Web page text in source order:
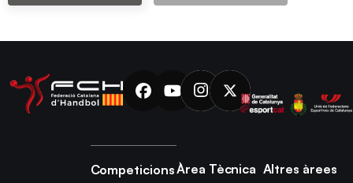
CompeticionsÀrea Tècnica Altres àrees